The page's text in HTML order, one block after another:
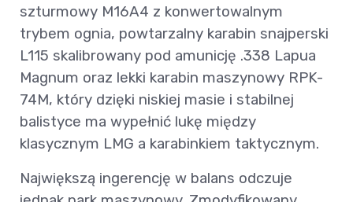
szturmowy M16A4 z konwertowalnym
trybem ognia, powtarzalny karabin snajperski
L115 skalibrowany pod amunicję .338 Lapua
Magnum oraz lekki karabin maszynowy RPK-
74M, który dzięki niskiej masie i stabilnej
balistyce ma wypełnić lukę między
klasycznym LMG a karabinkiem taktycznym.
Największą ingerencję w balans odczuje